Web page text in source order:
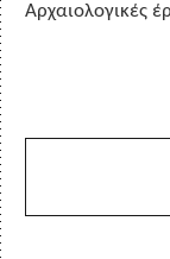
Αρχαιολογικές